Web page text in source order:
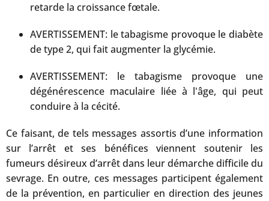
retarde la croissance fœtale.
AVERTISSEMENT: le tabagisme provoque le diabète
de type 2, qui fait augmenter la glycémie.
AVERTISSEMENT: le tabagisme provoque une
dégénérescence maculaire liée à l'âge, qui peut
conduire à la cécité.
Ce faisant, de tels messages assortis d’une information
sur l’arrêt et ses bénéfices viennent soutenir les
fumeurs désireux d’arrêt dans leur démarche difficile du
sevrage. En outre, ces messages participent également
de la prévention, en particulier en direction des jeunes